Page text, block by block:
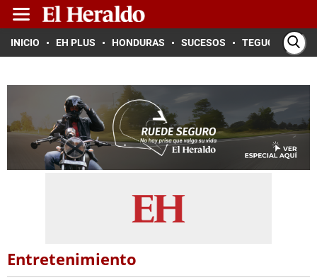
INICIO EH PLUS HONDURAS SUCESOS TEGUCIGALPA
Entretenimiento